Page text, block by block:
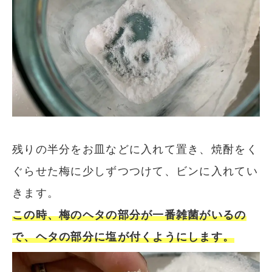
残りの半分をお皿などに入れて置き、焼酎をく
ぐらせた梅に少しずつつけて、ビンに入れてい
きます。
この時、梅のヘタの部分が一番雑菌がいるの
で、ヘタの部分に塩が付くようにします。